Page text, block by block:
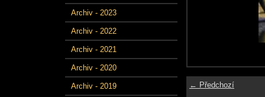
Archiv - 2023
Archiv - 2022
Archiv - 2021
Archiv - 2020
Archiv - 2019
← Předchozí